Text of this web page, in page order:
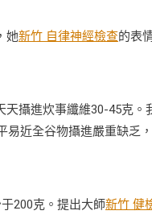
她新竹 自律神經檢查的表
攝進炊事纖維30-45克。
易近全谷物攝進嚴重缺乏
200克。提出大師新竹 健